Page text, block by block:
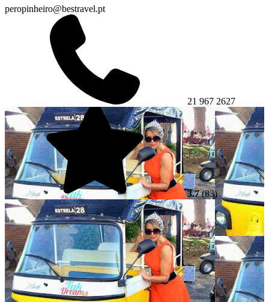
peropinheiro@bestravel.pt
21 967 2627
3.7(83)